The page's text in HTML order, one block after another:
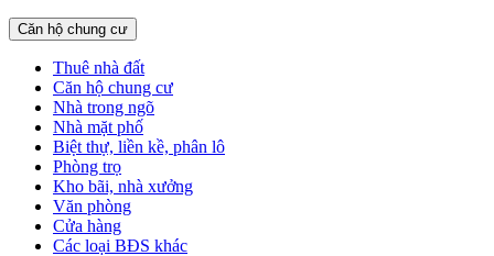
Căn hộ chung cư
Thuê nhà đất
Căn hộ chung cư
Nhà trong ngõ
Nhà mặt phố
Biệt thự, liền kề, phân lô
Phòng trọ
Kho bãi, nhà xưởng
Văn phòng
Cửa hàng
Các loại BĐS khác